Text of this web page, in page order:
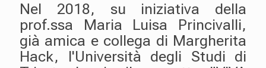
Nel 2018, su iniziativa della
prof.ssa Maria Luisa Princivalli,
già amica e collega di Margherita
Hack, l'Università degli Studi di